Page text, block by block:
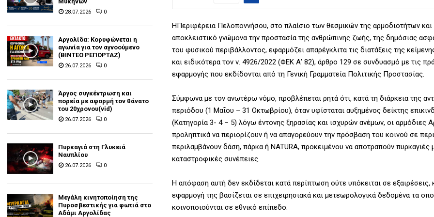
ΗΠεριφέρεια Πελοποννήσου, στο πλαίσιο των θεσμικών της αρμοδιοτήτων και
αποκλειστικό γνώμονα την προστασία της ανθρώπινης ζωής, της δημόσιας
του φυσικού περιβάλλοντος, εφαρμόζει απαρέγκλιτα τις διατάξεις της
και ειδικότερα τον ν. 4926/2022 (ΦΕΚ Α’ 82), άρθρο 129 σε συνδυασμό με τις
εφαρμογής που εκδίδονται από τη Γενική Γραμματεία Πολιτικής Προστασίας.
Σύμφωνα με τον ανωτέρω νόμο, προβλέπεται ρητά ότι, κατά τη διάρκεια της
περιόδου (1 Μαΐου – 31 Οκτωβρίου), όταν υφίσταται αυξημένος δείκτης
(Κατηγορία 3- 4 – 5) λόγω έντονης ξηρασίας και ισχυρών ανέμων, οι αρμόδιες
προληπτικά να περιορίζουν ή να απαγορεύουν την πρόσβαση του κοινού σε
περιλαμβάνουν δάση, πάρκα ή NATURA, προκειμένου να αποτραπούν πυρκαγιές
καταστροφικές συνέπειες.
Η απόφαση αυτή δεν εκδίδεται κατά περίπτωση ούτε υπόκειται σε εξαιρέσεις,
εφαρμογή της βασίζεται σε επιχειρησιακά και μετεωρολογικά δεδομένα τα
κοινοποιούνται σε εθνικό επίπεδο.
28.07.2026 0
Αργολίδα: Κορυφώνεται η
αγωνία για τον αγνοούμενο
(ΒΙΝΤΕΟ ΡΕΠΟΡΤΑΖ)
26.07.2026 0
Άργος συγκέντρωση και
πορεία με αφορμή τον θάνατο
του 20χρονου(vid)
26.07.2026 0
Πυρκαγιά στη Γλυκειά
Ναυπλίου
26.07.2026 0
Μεγάλη κινητοποίηση της
Πυροσβεστικής για φωτιά στο
Αδάμι Αργολίδας